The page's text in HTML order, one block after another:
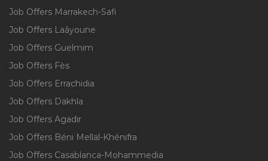
Job Offers Marrakech-Safi
Job Offers Laâyoune
Job Offers Guelmim
Job Offers Fès
Job Offers Errachidia
Job Offers Dakhla
Job Offers Agadir
Job Offers Béni Mellal-Khénifra
Job Offers Casablanca-Mohammedia